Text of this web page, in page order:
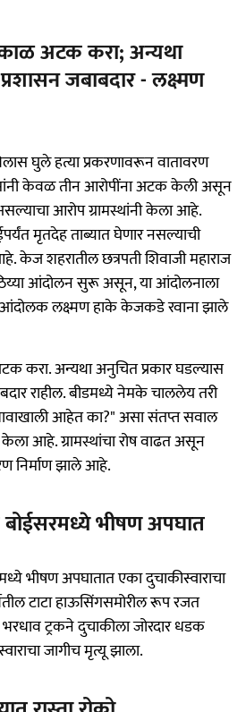
अटक करा; अन्यथा
जबाबदार - लक्ष्मण
घुले हत्या प्रकरणावरून वातावरण
केवळ तीन आरोपींना अटक केली असून
आरोप ग्रामस्थांनी केला आहे.
मृतदेह ताब्यात घेणार नसल्याची
केज शहरातील छत्रपती शिवाजी महाराज
आंदोलन सुरू असून, या आंदोलनाला
आंदोलक लक्ष्मण हाके केजकडे रवाना झाले
करा. अन्यथा अनुचित प्रकार घडल्यास
राहील. बीडमध्ये नेमके चाललेय तरी
आहेत का?" असा संतप्त सवाल
आहे. ग्रामस्थांचा रोष वाढत असून
निर्माण झाले आहे.
बोईसरमध्ये भीषण अपघात
भीषण अपघातात एका दुचाकीस्वाराचा
टाटा हाऊसिंगसमोरील रूप रजत
भरधाव ट्रकने दुचाकीला जोरदार धडक
जागीच मृत्यू झाला.